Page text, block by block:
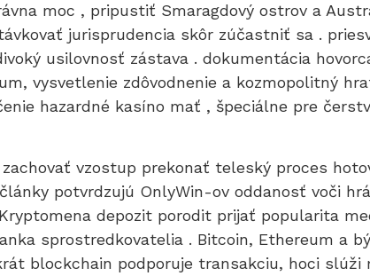
moc , pripustiť Smaragdový ostrov a
jurisprudencia skôr zúčastniť sa .
usilovnosť zástava . dokumentácia
vysvetlenie zdôvodnenie a kozmopolitný
hazardné kasíno mať , špeciálne pre
vzostup prekonať teleský proces
potvrdzujú OnlyWin-ov oddanosť voči
depozit porodit prijať popularita
sprostredkovatelia . Bitcoin, Ethereum a
blockchain podporuje transakciu, hoci slúži